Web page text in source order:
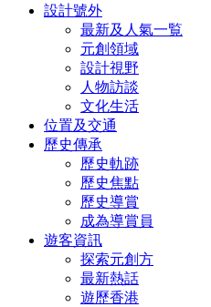
設計號外
最新及人氣一覧
元創領域
設計視野
人物訪談
文化生活
位置及交通
歷史傳承
歷史軌跡
歷史焦點
歷史導賞
成為導賞員
遊客資訊
探索元創方
最新熱話
遊歷香港